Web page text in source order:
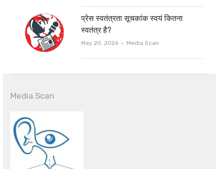
प्रेस स्वतंत्रता सूचकांक स्वयं कितना
स्वतंत्र है?
May 20, 2026 Author
Media Scan
Media Scan